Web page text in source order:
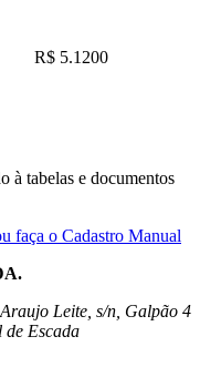
R$ 5.1200
à tabelas e documentos
faça o Cadastro Manual
Leite, s/n, Galpão 4
Escada